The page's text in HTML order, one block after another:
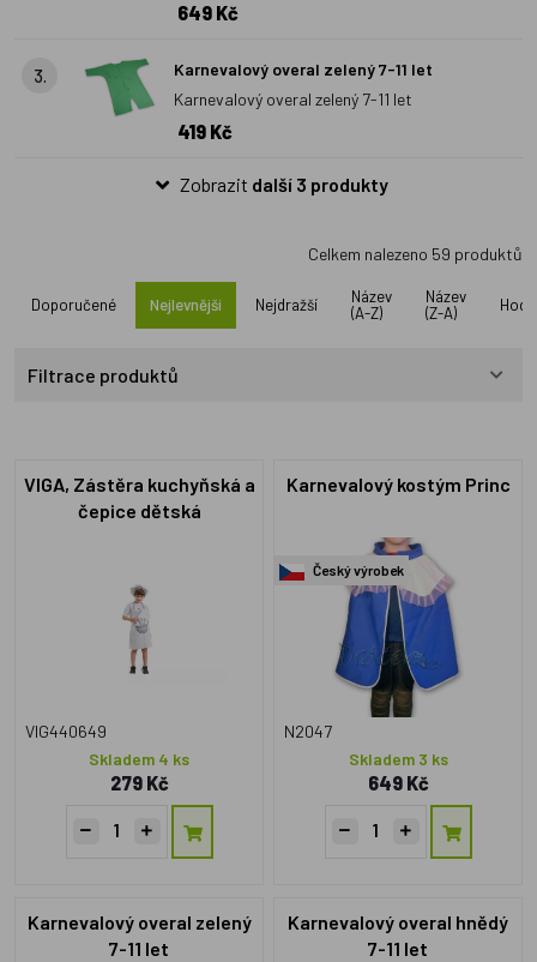
649 Kč
3.
Karnevalový overal zelený 7-11 let
Karnevalový overal zelený 7-11 let
419 Kč
Zobrazit další 3 produkty
Celkem nalezeno 59 produktů
Doporučené Nejlevnější Nejdražší
Název
(A-Z)
Název
(Z-A)
Filtrace produktů
VIGA, Zástěra kuchyňská a
čepice dětská
VIG440649
Skladem 4 ks
279 Kč
Karnevalový kostým Princ
Český výrobek
N2047
Skladem 3 ks
649 Kč
Karnevalový overal zelený
7-11 let
Karnevalový overal hnědý
7-11 let